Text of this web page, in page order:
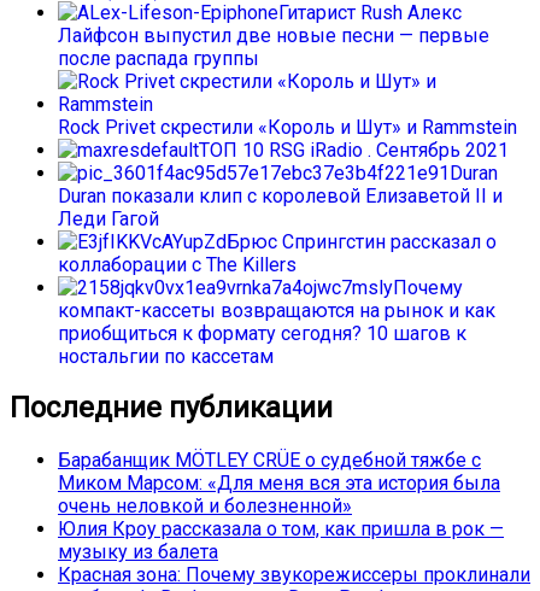
Гитарист Rush Алекс
Лайфсон выпустил две новые песни — первые
после распада группы
Rock Privet скрестили «Король и Шут» и Rammstein
ТОП 10 RSG iRadio . Сентябрь 2021
Duran
Duran показали клип с королевой Елизаветой II и
Леди Гагой
Брюс Спрингстин рассказал о
коллаборации с The Killers
Почему
компакт-кассеты возвращаются на рынок и как
приобщиться к формату сегодня? 10 шагов к
ностальгии по кассетам
Последние публикации
Барабанщик MÖTLEY CRÜE о судебной тяжбе с
Миком Марсом: «Для меня вся эта история была
очень неловкой и болезненной»
Юлия Кроу рассказала о том, как пришла в рок —
музыку из балета
Красная зона: Почему звукорежиссеры проклинали